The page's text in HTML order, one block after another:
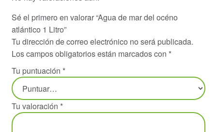
Sé el primero en valorar “Agua de mar del océno
atlántico 1 Litro”
Tu dirección de correo electrónico no será publicada.
Los campos obligatorios están marcados con *
Tu puntuación *
Tu valoración *